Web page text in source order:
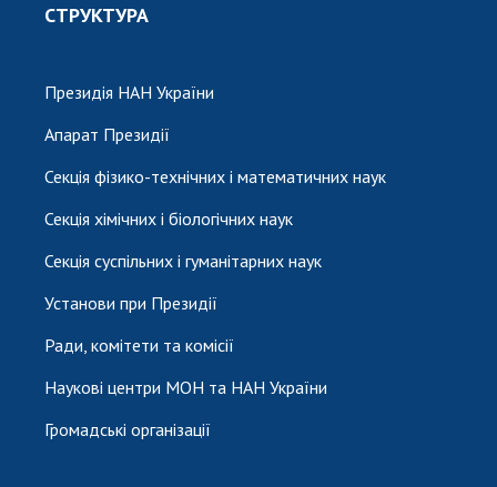
СТРУКТУРА
Президія НАН України
Апарат Президії
Секція фізико-технічних і математичних наук
Секція хімічних і біологічних наук
Секція суспільних і гуманітарних наук
Установи при Президії
Ради, комітети та комісії
Наукові центри МОН та НАН України
Громадські організації